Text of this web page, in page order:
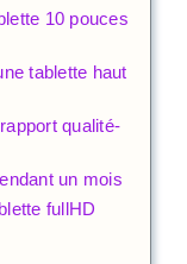
10 pouces
tablette haut
qualité-
un mois
fullHD